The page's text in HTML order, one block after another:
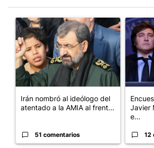
Un artículo de tendencia con el título
Irán nombró al ideólogo del
atentado a la AMIA al frent...
51 comentarios
Un
Javier
e...
12